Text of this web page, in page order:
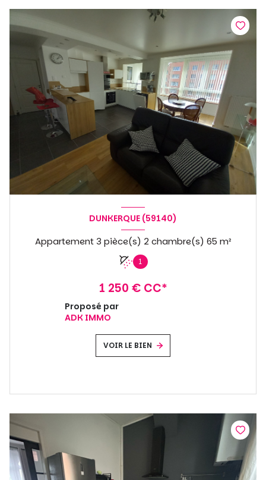
DUNKERQUE (59140)
Appartement 3 pièce(s) 2 chambre(s) 65 m²
1
1 250 € CC*
Proposé par
ADK IMMO
VOIR LE BIEN